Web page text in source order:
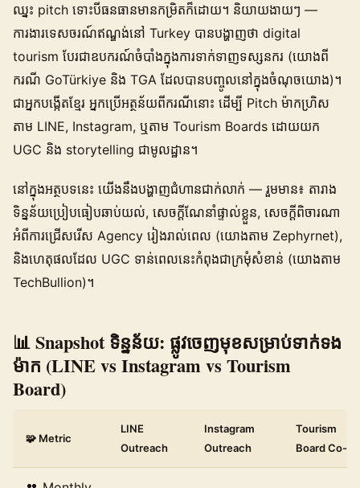
ឈ្នះ pitch ទោះបីធនធានមានកម្រិតក៏ដោយ។ និយាយងាយៗ —
ការងារទេសចរណ៍ឥណ្ឌង់នៅ Turkey បានបង្ហាញថា digital
tourism បែរជាឧបករណ៍ចំបាំងក្នុងការទាក់ទាញទស្សនករ (យោងពី
ករណី GoTürkiye និង TGA ដែលបានបញ្ចូលនៅក្នុងចំណុចយោង)។
ជាអ្នកបង្កើតខ្មែរ អ្នកប្រើអត្ថន័យពីករណី​នោះ ដើម្បី Pitch ម៉ាកហ្រិស
តាម LINE, Instagram, ឬតាម Tourism Boards ដោយយក
UGC និង storytelling ជាមូលដ្ឋាន។
នៅក្នុងអត្ថបទនេះ យើងនឹងបង្ហាញជំហានជាក់លាក់ — រួមមាន៖ តារាង
ទិន្នន័យប្រៀបធៀបឆាប់យល់, សេចក្តីណែនាំផ្ទាល់ខ្លួន, សេចក្តីពិចារណា
អំពីការជ្រើសរើស Agency រៀងរាល់ពេល (យោងតាម Zephyrnet),
និងហេតុផលដែល UGC ទាន់ពេលនេះកំពុងជាក្រមុំសំខាន់ (យោងតាម
TechBullion)។
📊 Snapshot ទិន្នន័យ: ផ្លូវចេញមុខសម្រាប់ទាក់ទង
ម៉ាក (LINE vs Instagram vs Tourism
Board)
🧩 Metric
LINE
Outreach
Instagram
Outreach
Tourism
Board Co-op